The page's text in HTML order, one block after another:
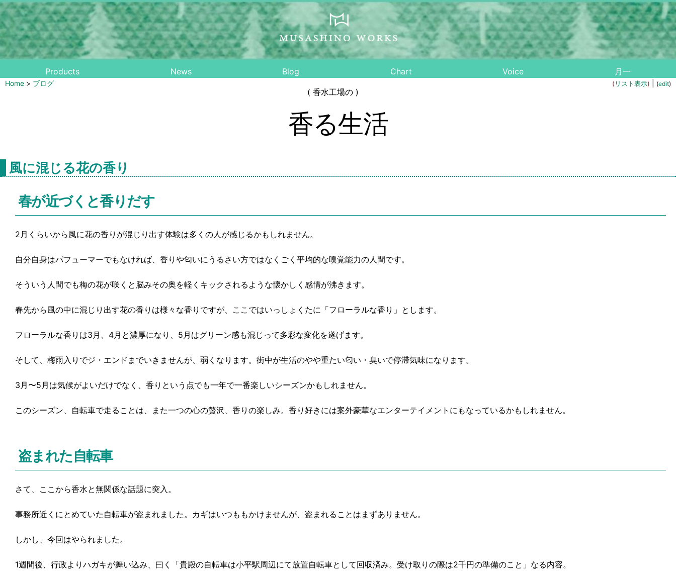
Products News Blog Chart Voice 月一
Home > ブログ ( リスト表示) (edit)
( 香水工場の )
香る生活
風に混じる花の香り
春が近づくと香りだす
2月くらいから風に花の香りが混じり出す体験は多くの人が感じるかもしれません。
自分自身はパフューマーでもなければ、香りや匂いにうるさい方ではなくごく平均的な嗅覚能力の人間です。
そういう人間でも梅の花が咲くと脳みその奥を軽くキックされるような懐かしく感情が沸きます。
春先から風の中に混じり出す花の香りは様々な香りですが、ここではいっしょくたに「フローラルな香り」とします。
フローラルな香りは3月、4月と濃厚になり、5月はグリーン感も混じって多彩な変化を遂げます。
そして、梅雨入りでジ・エンドまでいきませんが、弱くなります。街中が生活のやや重たい匂い・臭いで停滞気味になります。
3月〜5月は気候がよいだけでなく、香りという点でも一年で一番楽しいシーズンかもしれません。
このシーズン、自転車で走ることは、また一つの心の贅沢、香りの楽しみ。香り好きには案外豪華なエンターテイメントにもなっているかもしれません。
盗まれた自転車
さて、ここから香水と無関係な話題に突入。
事務所近くにとめていた自転車が盗まれました。カギはいつももかけませんが、盗まれることはまずありません。
しかし、今回はやられました。
1週間後、行政よりハガキが舞い込み、曰く「貴殿の自転車は小平駅周辺にて放置自転車として回収済み。受け取りの際は2千円の準備のこと」なる内容。